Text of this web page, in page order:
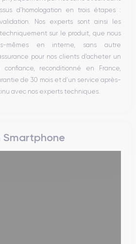
d’homologation en trois étapes :
Nos experts sont ainsi les
sur le produit, que nous
mêmes en interne, sans autre
pour nos clients d’acheter un
reconditionné en France,
de 30 mois et d’un service après-
avec nos experts techniques.
Smartphone